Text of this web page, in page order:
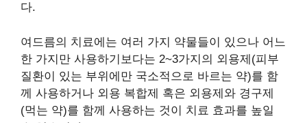
다.
여드름의 치료에는 여러 가지 약물들이 있으나 어느
한 가지만 사용하기보다는 2~3가지의 외용제(피부
질환이 있는 부위에만 국소적으로 바르는 약)를 함
께 사용하거나 외용 복합제 혹은 외용제와 경구제
(먹는 약)를 함께 사용하는 것이 치료 효과를 높일